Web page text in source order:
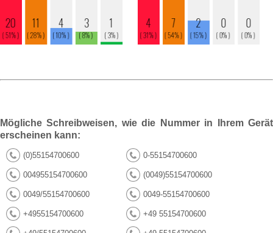
Mögliche Schreibweisen, wie die Nummer in Ihrem Gerät
erscheinen kann:
(0)55154700600 0-55154700600
004955154700600 (0049)55154700600
0049/55154700600 0049-55154700600
+4955154700600 +49 55154700600